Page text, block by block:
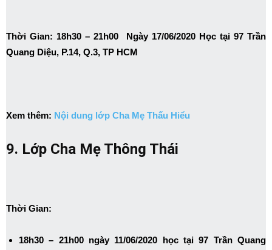
Thời Gian: 18h30 – 21h00 Ngày 17/06/2020 Học tại 97 Trần
Quang Diệu, P.14, Q.3, TP HCM
Xem thêm: Nội dung lớp Cha Mẹ Thấu Hiểu
9. Lớp Cha Mẹ Thông Thái
Thời Gian:
18h30 – 21h00 ngày 11/06/2020 học tại 97 Trần Quang